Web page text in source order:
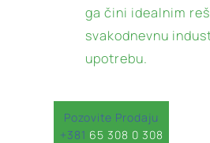
ga čini idealnim
svakodnevnu
upotrebu.
Pozovite Prodaju
+381 65 308 0 308